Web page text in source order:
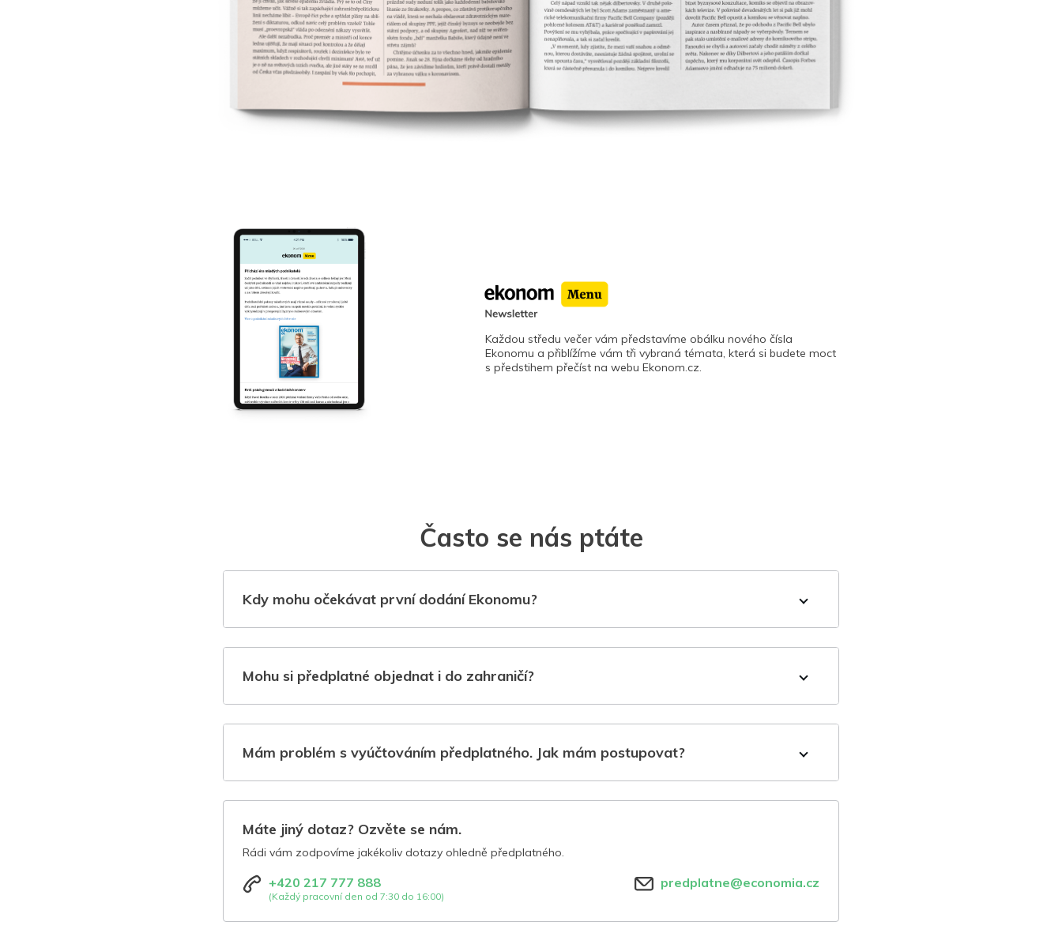
Každou středu večer vám představíme obálku nového čísla
Ekonomu a přiblížíme vám tři vybraná témata, která si budete moct
s předstihem přečíst na webu Ekonom.cz.
Často se nás ptáte
Kdy mohu očekávat první dodání Ekonomu?
Mohu si předplatné objednat i do zahraničí?
Mám problém s vyúčtováním předplatného. Jak mám postupovat?
Máte jiný dotaz? Ozvěte se nám.
Rádi vám zodpovíme jakékoliv dotazy ohledně předplatného.
+420 217 777 888
(Každý pracovní den od 7:30 do 16:00)
predplatne@economia.cz